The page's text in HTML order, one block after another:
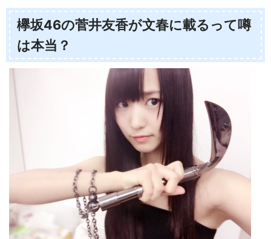
欅坂46の菅井友香が文春に載るって噂
は本当？